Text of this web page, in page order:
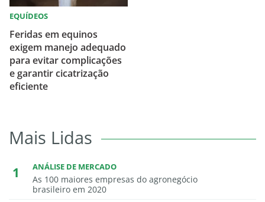
EQUÍDEOS
Feridas em equinos
exigem manejo adequado
para evitar complicações
e garantir cicatrização
eficiente
Mais Lidas
ANÁLISE DE MERCADO
As 100 maiores empresas do agronegócio
brasileiro em 2020